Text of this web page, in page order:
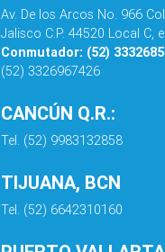
Av. De los Arcos No. 966
Jalisco C.P. 44520 Local C,
Conmutador: (52)
(52) 3326967426
CANCÚN Q.R.:
Tel. (52) 9983132858
TIJUANA, BCN
Tel. (52) 6642310160